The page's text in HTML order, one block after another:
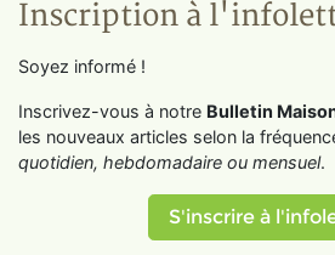
Inscription à
Soyez informé !
Inscrivez-vous à notre Bulletin
les nouveaux articles selon la
quotidien, hebdomadaire ou mensuel.
S'inscrire à